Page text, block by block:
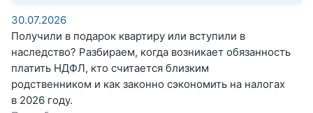
30.07.2026
Получили в подарок квартиру или вступили в
наследство? Разбираем, когда возникает обязанность
платить НДФЛ, кто считается близким
родственником и как законно сэкономить на налогах
в 2026 году.